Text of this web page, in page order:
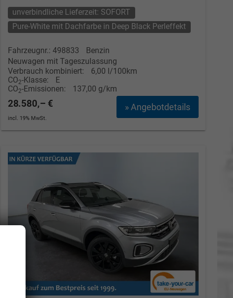
unverbindliche Lieferzeit: SOFORT
Pure-White mit Dachfarbe in Deep Black Perleffekt
Fahrzeugnr.: 498833
Benzin
Neuwagen mit Tageszulassung
Verbrauch kombiniert:
6,00 l/100km
CO2-Klasse:
E
CO2-Emissionen: 137,00 g/km
» Angebotdetails
28.580,– €
incl. 19% MwSt.